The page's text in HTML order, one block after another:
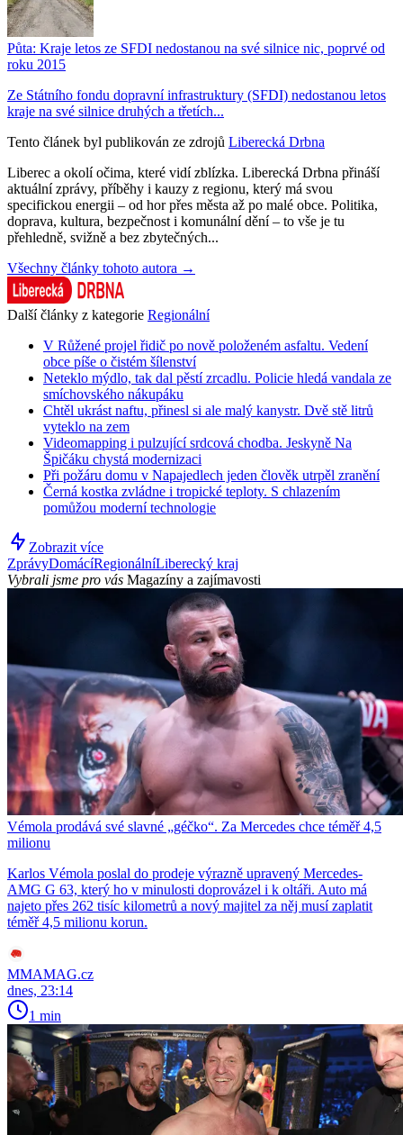
Půta: Kraje letos ze SFDI nedostanou na své silnice nic, poprvé od
roku 2015
Ze Státního fondu dopravní infrastruktury (SFDI) nedostanou letos
kraje na své silnice druhých a třetích...
Tento článek byl publikován ze zdrojů Liberecká Drbna
Liberec a okolí očima, které vidí zblízka. Liberecká Drbna přináší
aktuální zprávy, příběhy i kauzy z regionu, který má svou
specifickou energii – od hor přes města až po malé obce. Politika,
doprava, kultura, bezpečnost i komunální dění – to vše je tu
přehledně, svižně a bez zbytečných...
Všechny články tohoto autora →
Další články z kategorie Regionální
V Růžené projel řidič po nově položeném asfaltu. Vedení
obce píše o čistém šílenství
Neteklo mýdlo, tak dal pěstí zrcadlu. Policie hledá vandala ze
smíchovského nákupáku
Chtěl ukrást naftu, přinesl si ale malý kanystr. Dvě stě litrů
vyteklo na zem
Videomapping i pulzující srdcová chodba. Jeskyně Na
Špičáku chystá modernizaci
Při požáru domu v Napajedlech jeden člověk utrpěl zranění
Černá kostka zvládne i tropické teploty. S chlazením
pomůžou moderní technologie
Zobrazit více
ZprávyDomácíRegionálníLiberecký kraj
Vybrali jsme pro vás Magazíny a zajímavosti
Vémola prodává své slavné „géčko“. Za Mercedes chce téměř 4,5
milionu
Karlos Vémola poslal do prodeje výrazně upravený Mercedes-
AMG G 63, který ho v minulosti doprovázel i k oltáři. Auto má
najeto přes 262 tisíc kilometrů a nový majitel za něj musí zaplatit
téměř 4,5 milionu korun.
MMAMAG.cz
dnes, 23:14
1 min